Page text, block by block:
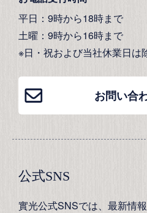
平日：9時から18時まで
土曜：9時から16時まで
※日・祝および当社休業日は
お問い合
公式SNS
實光公式SNSでは、最新情